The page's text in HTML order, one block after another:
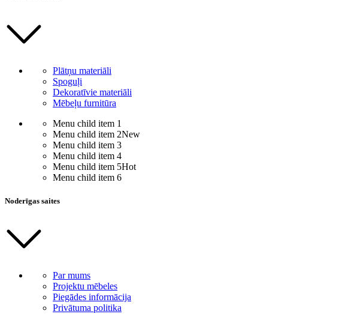
Plātņu materiāli
Spoguļi
Dekoratīvie materiāli
Mēbeļu furnitūra
Menu child item 1
Menu child item 2New
Menu child item 3
Menu child item 4
Menu child item 5Hot
Menu child item 6
Noderīgas saites
Par mums
Projektu mēbeles
Piegādes informācija
Privātuma politika